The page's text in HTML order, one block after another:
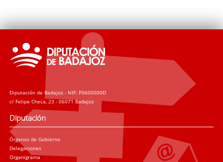
Diputación de Badajoz - NIF: P0600000D
c/ Felipe Checa, 23 - 06071 Badajoz
Diputación
Órganos de Gobierno
Delegaciones
Organigrama